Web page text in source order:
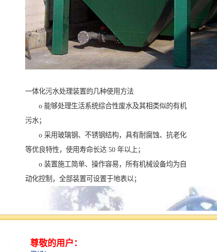
一体化污水处理装置的几种使用方法
o 能够处理生活系统综合性废水及其相类似的有机
污水；
o 采用玻璃钢、不锈钢结构，具有耐腐蚀、抗老化
等优良特性，使用寿命长达 50 年以上；
o 装置施工简单、操作容易，所有机械设备均为自
动化控制，全部装置可设置于地表以；